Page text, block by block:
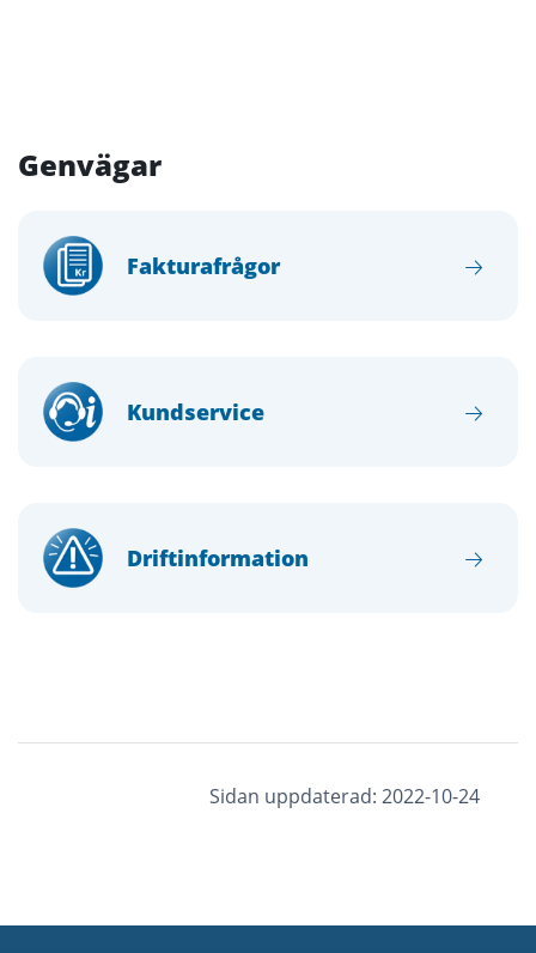
Genvägar
Fakturafrågor
Kundservice
Driftinformation
Sidan uppdaterad: 2022-10-24